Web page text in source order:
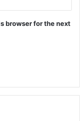
browser for the next